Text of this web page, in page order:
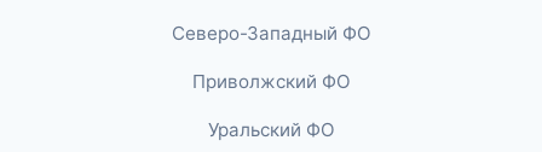
Северо-Западный ФО
Приволжский ФО
Уральский ФО